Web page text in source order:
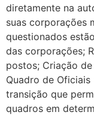
diretamente na
suas corporações
questionados
das corporações;
postos; Criação
Quadro de Oficiais
transição que
quadros em